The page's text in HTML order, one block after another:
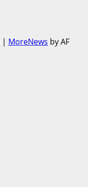
| MoreNews by AF